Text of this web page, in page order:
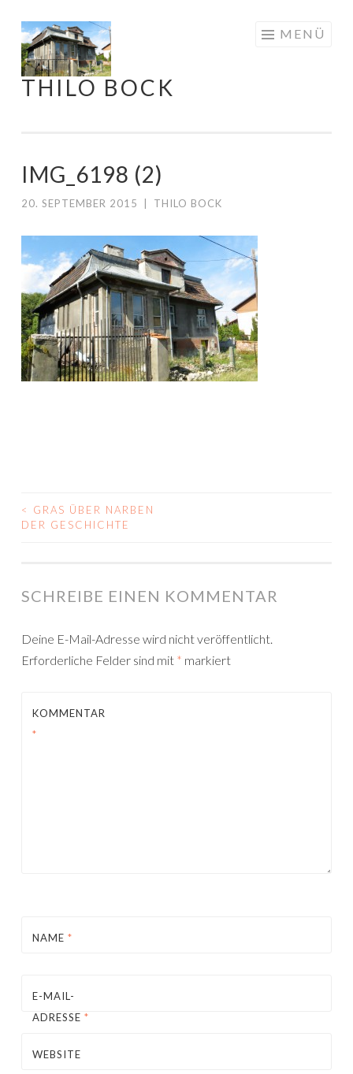
Springe
zum
Inhalt
THILO BOCK
MENÜ
IMG_6198 (2)
20. SEPTEMBER 2015 THILO BOCK
BEITRAGS-
<
GRAS ÜBER NARBEN
DER GESCHICHTE
SCHREIBE EINEN KOMMENTAR
Deine E-Mail-Adresse wird nicht veröffentlicht.
Erforderliche Felder sind mit * markiert
KOMMENTAR
*
NAME *
E-MAIL-
ADRESSE *
WEBSITE